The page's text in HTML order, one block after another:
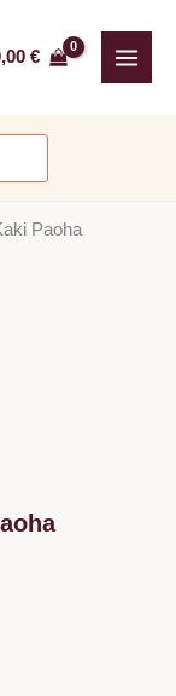
€
Paoha